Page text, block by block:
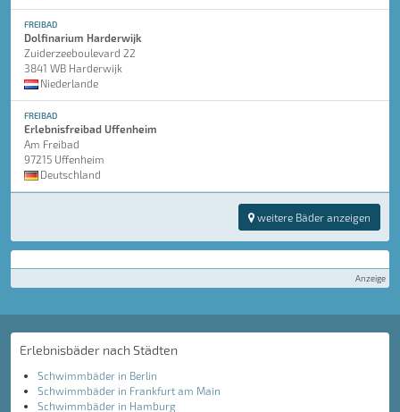
FREIBAD
Dolfinarium Harderwijk
Zuiderzeeboulevard 22
3841 WB Harderwijk
Niederlande
FREIBAD
Erlebnisfreibad Uffenheim
Am Freibad
97215 Uffenheim
Deutschland
weitere Bäder anzeigen
Anzeige
Erlebnisbäder nach Städten
Schwimmbäder in Berlin
Schwimmbäder in Frankfurt am Main
Schwimmbäder in Hamburg